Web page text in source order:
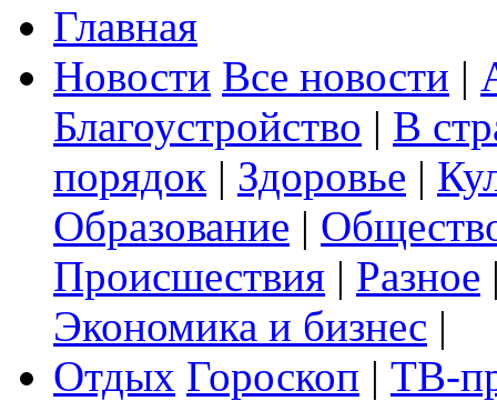
Главная
Новости Все новости |
Благоустройство | В
порядок | Здоровье |
Образование |
Происшествия | Разное
Экономика и бизнес |
Отдых Гороскоп | ТВ-